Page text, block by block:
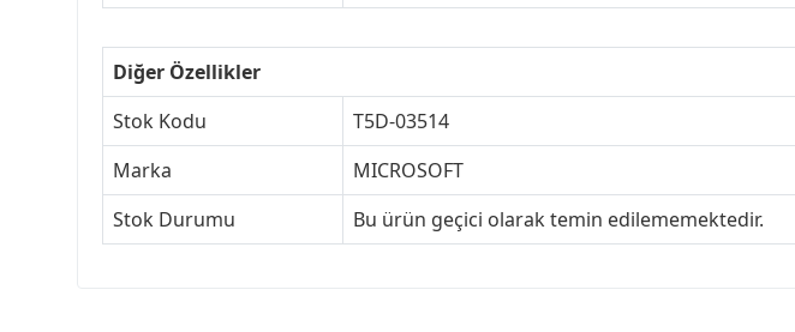
Diğer Özellikler
Stok Kodu
T5D-03514
Marka
MICROSOFT
Stok Durumu
Bu ürün geçici olarak temin edilememektedir.